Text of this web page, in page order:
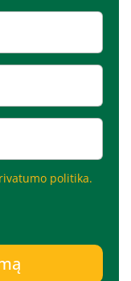
politika.